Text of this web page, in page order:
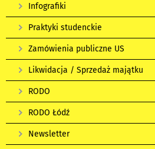
Infografiki
Praktyki studenckie
Zamówienia publiczne US
Likwidacja / Sprzedaż majątku
RODO
RODO Łódź
Newsletter